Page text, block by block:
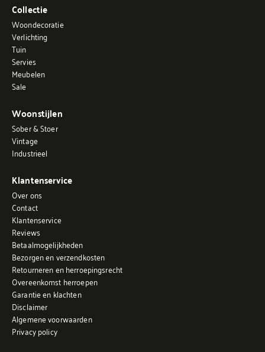
Collectie
Woondecoratie
Verlichting
Tuin
Servies
Meubelen
Sale
Woonstijlen
Sober & Stoer
Vintage
Industrieel
Klantenservice
Over ons
Contact
Klantenservice
Reviews
Betaalmogelijkheden
Bezorgen en verzendkosten
Retourneren en herroepingsrecht
Overeenkomst herroepen
Garantie en klachten
Disclaimer
Algemene voorwaarden
Privacy policy